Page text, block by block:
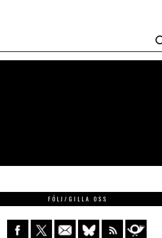
FÖLJ/GILLA OSS